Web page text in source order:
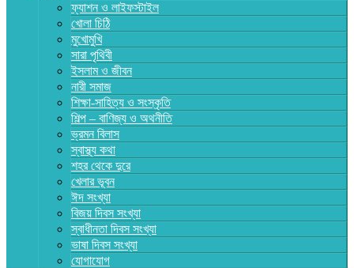
ফ্যাশন ও লাইফস্টাইল
খোলা চিঠি
মুখোমুখি
সারা পৃথিবী
ইসলাম ও জীবন
নারী সমাজ
শিক্ষা-সাহিত্য ও সংস্কৃতি
শিল্প – বাণিজ্য ও অথনীতি
ভ্রমন বিলাস
স্বাস্থ্য কথা
শহর থেকে দুরে
খেলার ভূবন
ঈদ সংখ্যা
বিজয় দিবস সংখ্যা
স্বাধীনতা দিবস সংখ্যা
ভাষা দিবস সংখ্যা
যোগাযোগ